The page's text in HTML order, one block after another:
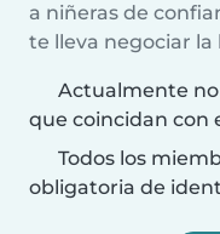
a niñeras de
te lleva negociar
Actualmente no
que coincidan con
Todos los
obligatoria de